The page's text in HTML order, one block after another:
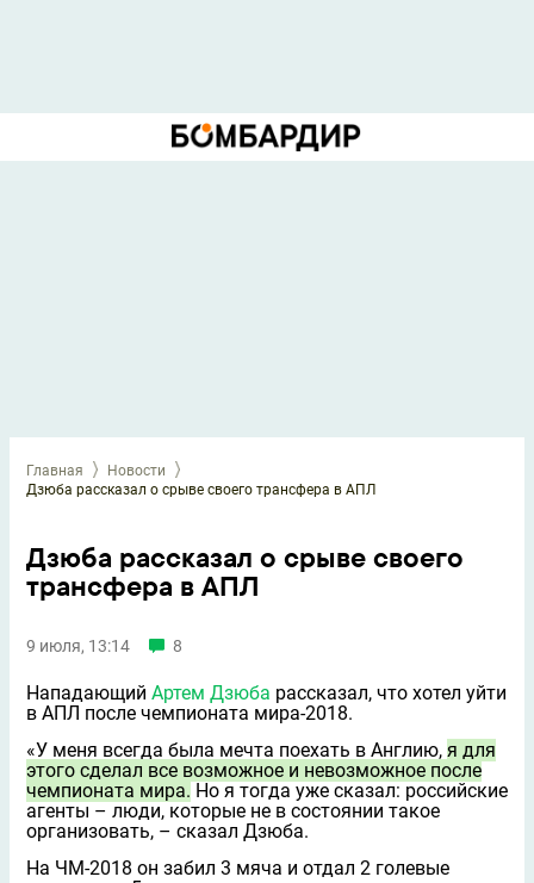
Главная
Новости
Дзюба рассказал о срыве своего трансфера в АПЛ
Дзюба рассказал о срыве своего
трансфера в АПЛ
9 июля, 13:14 8
Нападающий Артем Дзюба рассказал, что хотел уйти
в АПЛ после чемпионата мира‑2018.
«У меня всегда была мечта поехать в Англию, я для
этого сделал всe возможное и невозможное после
чемпионата мира. Но я тогда уже сказал: российские
агенты – люди, которые не в состоянии такое
организовать, – сказал Дзюба.
На ЧМ‑2018 он забил 3 мяча и отдал 2 голевые